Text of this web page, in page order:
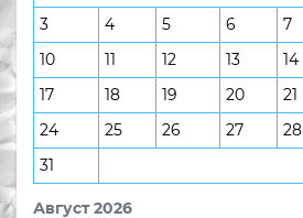
Август 2026
3
4 5 6 7
10
11 12 13 14
17
18 19 20 21
24
25 26 27 28
31